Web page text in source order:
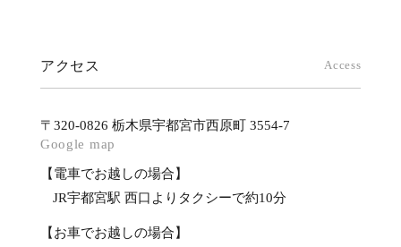
アクセス Access
〒320-0826 栃木県宇都宮市西原町 3554-7
Google map
【電車でお越しの場合】
JR宇都宮駅 西口よりタクシーで約10分
【お車でお越しの場合】